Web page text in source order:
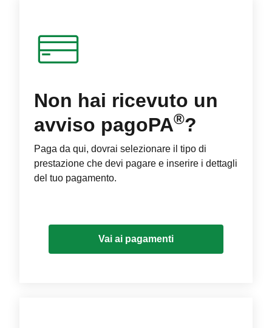
Non hai ricevuto un
avviso pagoPA®?
Paga da qui, dovrai selezionare il tipo di
prestazione che devi pagare e inserire i dettagli
del tuo pagamento.
Vai ai pagamenti